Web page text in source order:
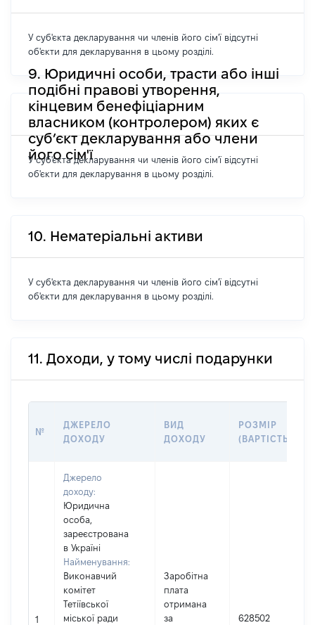
У суб'єкта декларування чи членів його сім'ї відсутні
об'єкти для декларування в цьому розділі.
9. Юридичні особи, трасти або інші
подібні правові утворення,
кінцевим бенефіціарним
власником (контролером) яких є
суб’єкт декларування або члени
його сім'ї
У суб'єкта декларування чи членів його сім'ї відсутні
об'єкти для декларування в цьому розділі.
10. Нематеріальні активи
У суб'єкта декларування чи членів його сім'ї відсутні
об'єкти для декларування в цьому розділі.
11. Доходи, у тому числі подарунки
№
ДЖЕРЕЛО
ДОХОДУ
ВИД
ДОХОДУ
РОЗМІР
(ВАРТІСТЬ)
1
Джерело
доходу:
Юридична
особа,
зареєстрована
в Україні
Найменування:
Виконавчий
комітет
Тетіївської
міської ради
Заробітна
плата
отримана
за
628502